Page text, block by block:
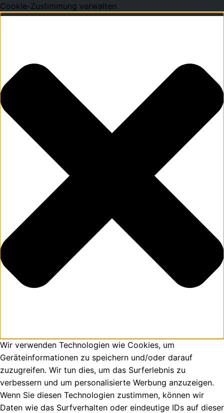
Cookie-Zustimmung verwalten
Wir verwenden Technologien wie Cookies, um
Geräteinformationen zu speichern und/oder darauf
zuzugreifen. Wir tun dies, um das Surferlebnis zu
verbessern und um personalisierte Werbung anzuzeigen.
Wenn Sie diesen Technologien zustimmen, können wir
Daten wie das Surfverhalten oder eindeutige IDs auf dieser